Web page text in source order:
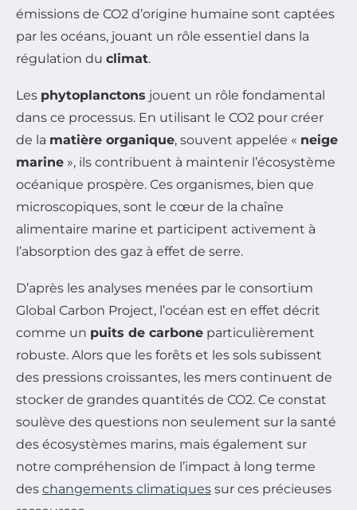
émissions de CO2 d’origine humaine sont captées
par les océans, jouant un rôle essentiel dans la
régulation du climat.
Les phytoplanctons jouent un rôle fondamental
dans ce processus. En utilisant le CO2 pour créer
de la matière organique, souvent appelée « neige
marine », ils contribuent à maintenir l’écosystème
océanique prospère. Ces organismes, bien que
microscopiques, sont le cœur de la chaîne
alimentaire marine et participent activement à
l’absorption des gaz à effet de serre.
D’après les analyses menées par le consortium
Global Carbon Project, l’océan est en effet décrit
comme un puits de carbone particulièrement
robuste. Alors que les forêts et les sols subissent
des pressions croissantes, les mers continuent de
stocker de grandes quantités de CO2. Ce constat
soulève des questions non seulement sur la santé
des écosystèmes marins, mais également sur
notre compréhension de l’impact à long terme
des changements climatiques sur ces précieuses